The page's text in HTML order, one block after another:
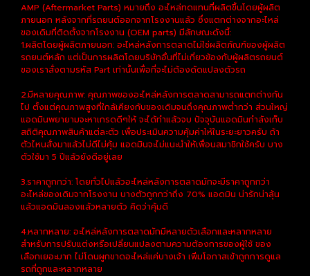
AMP (Aftermarket Parts) หมายถึง อะไหล่ทดแทนที่ผลิตขึ้นโดยผู้ผลิต
ภายนอก หลังจากที่รถยนต์ออกจากโรงงานแล้ว ซึ่งแตกต่างจากอะไหล่
ของเดิมที่ติดตั้งจากโรงงาน (OEM parts) มีลักษณะดังนี้:
1.ผลิตโดยผู้ผลิตภายนอก: อะไหล่หลังการตลาดไม่ใช่ผลิตภัณฑ์ของผู้ผลิต
รถยนต์หลัก แต่เป็นการผลิตโดยบริษัทอื่นที่ไม่เกี่ยวข้องกับผู้ผลิตรถยนต์
ของเราสั่งตามรหัส Part เท่านั้นเพื่อที่จะไม่ต้องดัดแปลงตัวรถ
2.มีหลายคุณภาพ: คุณภาพของอะไหล่หลังการตลาดสามารถแตกต่างกัน
ไป ตั้งแต่คุณภาพสูงที่ใกล้เคียงกับของเดิมจนถึงคุณภาพต่ำกว่า ส่วนใหญ่
แอดมินพยายามจะหาเกรดดีๆให้ จะได้ทำแล้วจบ ปัจจุบันแอดมินกำลังเก็บ
สถิติคุณภาพสินค้าแต่ละตัว เพื่อประเมินความคุ้มค่าให้ในระยะยาวครับ ถ้า
ตัวไหนสั่งมาแล้วไม่ดีไม่คุ้ม แอดมินจะไม่แนะนำให้เพื่อนสมาชิกใช้ครับ บาง
ตัวใช้มา 5 ปีแล้วยังดีอยู่เลย
3.ราคาถูกกว่า: โดยทั่วไปแล้วอะไหล่หลังการตลาดมักจะมีราคาถูกกว่า
อะไหล่ของเดิมจากโรงงาน บางตัวถูกกว่าถึง 70% แอดมิน น่ารักน่าลุ้น
แล้วแอดมินลองแล้วหลายตัว คิดว่าคุ้มดี
4.หลากหลาย: อะไหล่หลังการตลาดมักมีหลายตัวเลือกและหลากหลาย
สำหรับการปรับแต่งหรือเปลี่ยนแปลงตามความต้องการของผู้ใช้ ของ
เลือกเยอะมาก ไม่โดนผูกขาดอะไหล่แค่บางเจ้า เพิ่มโอกาสเข้าถูกการดูแล
รถที่ถูกและหลากหลาย